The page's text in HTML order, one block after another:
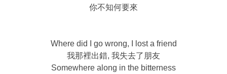
你不知何要來
Where did I go wrong, I lost a friend
我那裡出錯, 我失去了朋友
Somewhere along in the bitterness